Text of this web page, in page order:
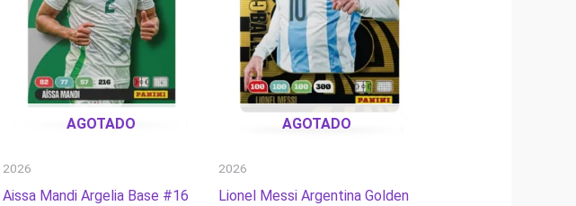
AGOTADO
2026
Aissa Mandi Argelia Base #16
AGOTADO
2026
Lionel Messi Argentina Golden